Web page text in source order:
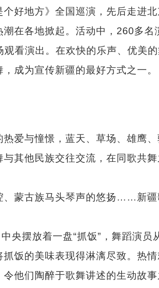
好地方》全国巡演，先后走进北
在各地掀起。活动中，260多名
看演出。在欢快的乐声、优美
成为宣传新疆的最好方式之一。
爱与憧憬，蓝天、草场、雄鹰、
其他民族交往交流，在同歌共舞
蒙古族马头琴声的悠扬……新疆
摆放着一盘“抓饭”，舞蹈演员
饭的美味表现得淋漓尽致。热情
他们陶醉于歌舞讲述的生动故事